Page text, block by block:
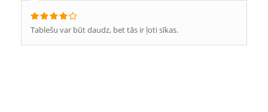
Tablešu var būt daudz, bet tās ir ļoti sīkas.